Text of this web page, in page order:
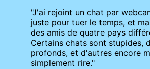
"J'ai rejoint un chat par
juste pour tuer le temps, et
des amis de quatre pays
Certains chats sont stupides,
profonds, et d'autres encore
simplement rire."